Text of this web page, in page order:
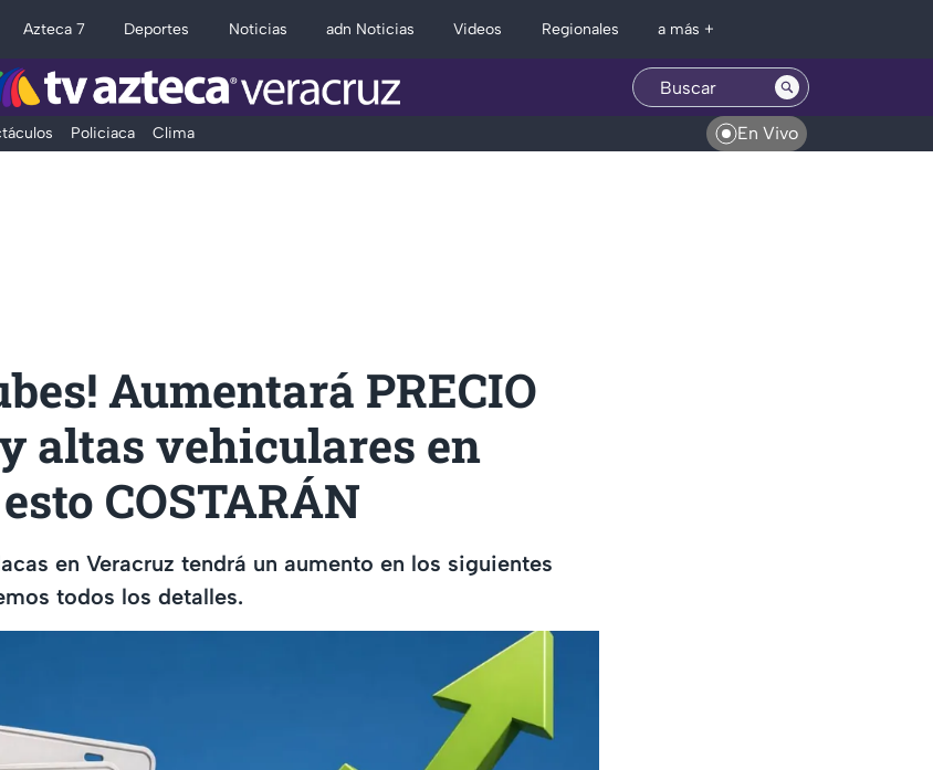
Azteca 7 Deportes Noticias adn Noticias Videos Regionales a más +
Policiaca Clima En Vivo
Aumentará PRECIO
altas vehiculares en
COSTARÁN
en Veracruz tendrá un aumento en los siguientes
todos los detalles.